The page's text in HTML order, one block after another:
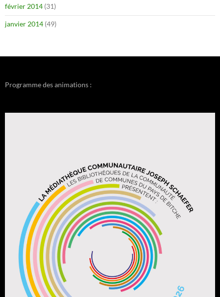
février 2014 (31)
janvier 2014 (49)
Programme des animations :